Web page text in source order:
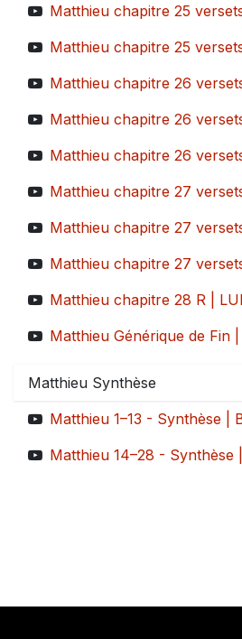
Matthieu chapitre 28 R |
Matthieu Générique de Fin
Matthieu Synthèse
Matthieu 1–13 - Synthèse |